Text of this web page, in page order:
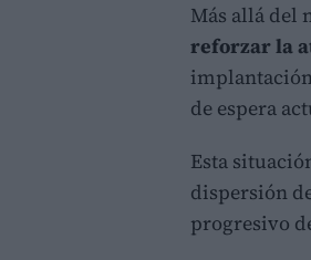
Más allá del
reforzar la
de espera
Esta
dispersión
progresivo